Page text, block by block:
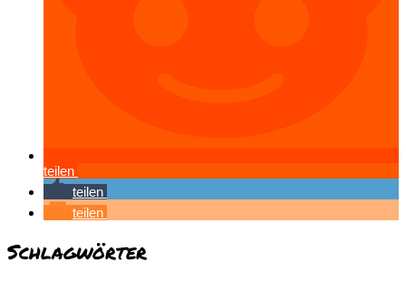
teilen
teilen
teilen
Schlagwörter